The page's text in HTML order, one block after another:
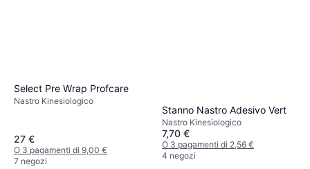
Select Pre Wrap Profcare
Nastro Kinesiologico
27 €
O 3 pagamenti di 9,00 €
7 negozi
Stanno Nastro Adesivo Vert
Nastro Kinesiologico
7,70 €
O 3 pagamenti di 2,56 €
4 negozi